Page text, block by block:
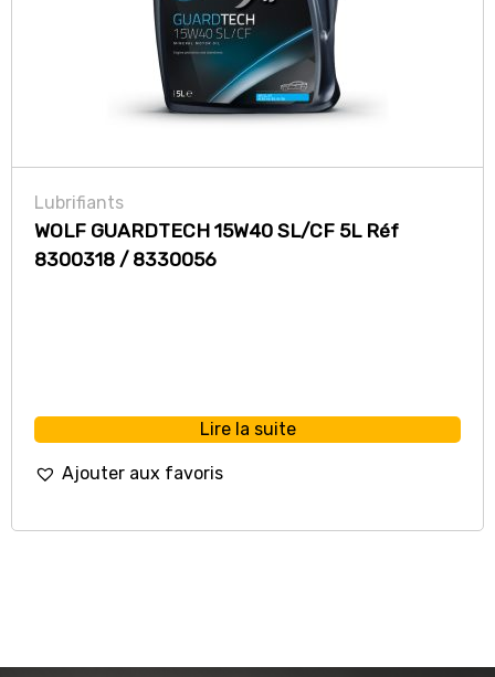
Lubrifiants
WOLF GUARDTECH 15W40 SL/CF 5L Réf
8300318 / 8330056
Lire la suite
Ajouter aux favoris